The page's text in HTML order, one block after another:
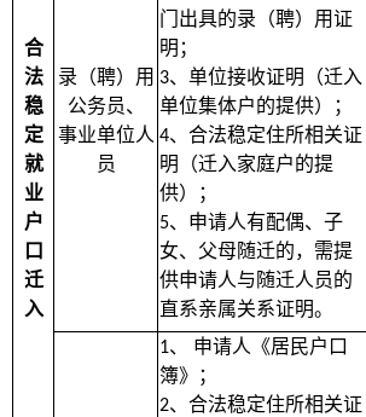
合
法
稳
定
就
业
户
口
迁
入
录（聘）用
公务员、
事业单位人
员
门出具的录（聘）用证
明；
3、单位接收证明（迁入
单位集体户的提供）；
4、合法稳定住所相关证
明（迁入家庭户的提
供）；
5、申请人有配偶、子
女、父母随迁的，需提
供申请人与随迁人员的
直系亲属关系证明。
1、
申请人《居民户口
簿》；
2、合法稳定住所相关证